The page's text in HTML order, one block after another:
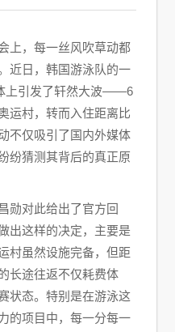
上，每一丝风吹草动都
近日，韩国游泳队的一
上引发了轩然大波——6
运村，转而入住距离比
不仅吸引了国内外媒体
纷猜测其背后的真正原
勋对此给出了官方回
出这样的决定，主要是
村虽然设施完备，但距
长途往返不仅耗费体
状态。特别是在游泳这
的项目中，每一分每一